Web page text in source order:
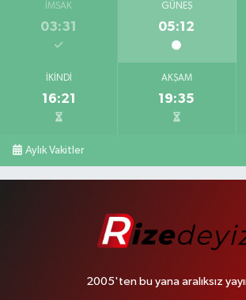
İMSAK
03:31
GÜNEŞ
05:12
İKINDI
16:21
AKŞAM
19:35
Aylık Vakitler
2005'ten bu yana aralıksız